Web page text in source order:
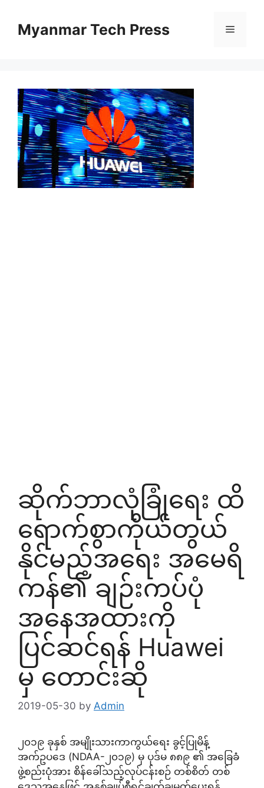
contentMyanmar Tech Press Menu
ဆိုက်ဘာလုံခြုံရေး ထိ
ရောက်စွာကိုယ်တွယ်
နိုင်မည့်အရေး အမေရိ
ကန်၏ ချဉ်းကပ်ပုံ
အနေအထားကို
ပြင်ဆင်ရန် Huawei
မှ တောင်းဆို
2019-05-30 by Admin
၂၀၁၉ ခုနှစ် အမျိုးသားကာကွယ်ရေး ခွင့်ပြုမိန့်
အက်ဥပဒေ (NDAA-၂၀၁၉) မှ ပုဒ်မ ၈၈၉ ၏ အခြေခံ
ဖွဲ့စည်းပုံအား စိန်ခေါ်သည့်လုပ်ငန်းစဉ် တစ်စိတ် တစ်